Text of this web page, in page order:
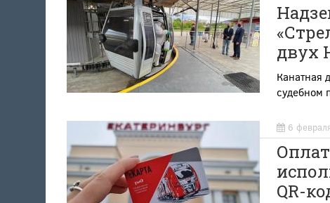
двух
Канатная
судебном
6
QR-